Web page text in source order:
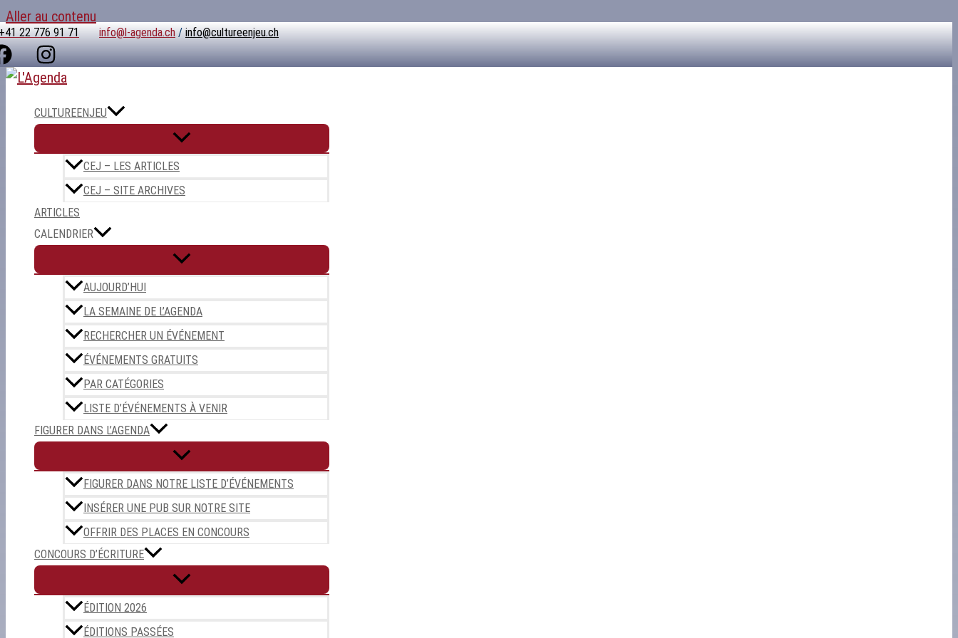
Aller au contenu
22 776 91 71 info@l-agenda.ch/info@cultureenjeu.ch
CULTUREENJEU
CEJ – LES ARTICLES
CEJ – SITE ARCHIVES
ARTICLES
CALENDRIER
AUJOURD’HUI
LA SEMAINE DE L’AGENDA
RECHERCHER UN ÉVÉNEMENT
ÉVÉNEMENTS GRATUITS
PAR CATÉGORIES
LISTE D’ÉVÉNEMENTS À VENIR
FIGURER DANS L’AGENDA
FIGURER DANS NOTRE LISTE D’ÉVÉNEMENTS
INSÉRER UNE PUB SUR NOTRE SITE
OFFRIR DES PLACES EN CONCOURS
CONCOURS D’ÉCRITURE
ÉDITION 2026
ÉDITIONS PASSÉES